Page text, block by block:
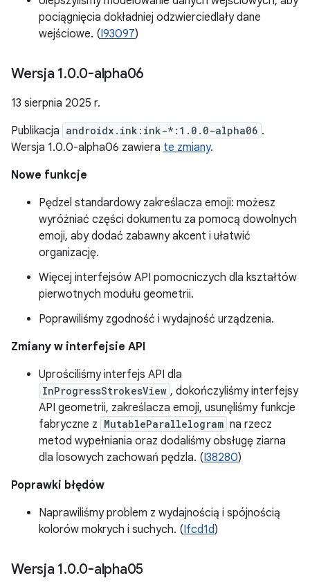
pociągnięcia dokładniej odzwierciedlały dane
wejściowe. (I93097)
Wersja 1.0.0-alpha06
13 sierpnia 2025 r.
Publikacja androidx.ink:ink-*:1.0.0-alpha06 .
Wersja 1.0.0-alpha06 zawiera te zmiany.
Nowe funkcje
Pędzel standardowy zakreślacza emoji: możesz
wyróżniać części dokumentu za pomocą dowolnych
emoji, aby dodać zabawny akcent i ułatwić
organizację.
Więcej interfejsów API pomocniczych dla kształtów
pierwotnych modułu geometrii.
Poprawiliśmy zgodność i wydajność urządzenia.
Zmiany w interfejsie API
Uprościliśmy interfejs API dla
InProgressStrokesView , dokończyliśmy interfejsy
API geometrii, zakreślacza emoji, usunęliśmy funkcje
fabryczne z MutableParallelogram na rzecz
metod wypełniania oraz dodaliśmy obsługę ziarna
dla losowych zachowań pędzla. (I38280)
Poprawki błędów
Naprawiliśmy problem z wydajnością i spójnością
kolorów mokrych i suchych. (Ifcd1d)
Wersja 1.0.0-alpha05